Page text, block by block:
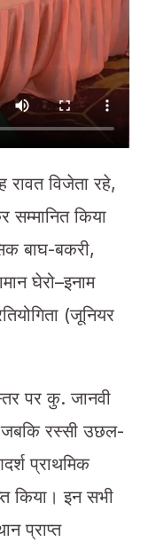
रावत विजेता रहे,
सम्मानित किया
बाघ-बकरी,
घेरो–इनाम
(जूनियर
पर कु. जानवी
जबकि रस्सी उछल-
प्राथमिक
किया। इन सभी
प्राप्त